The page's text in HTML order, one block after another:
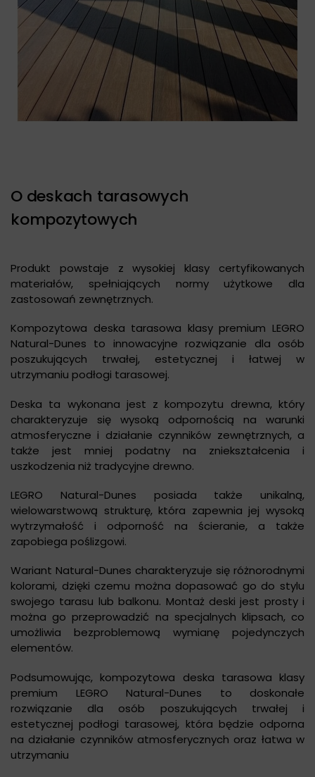
O deskach tarasowych
kompozytowych
Produkt powstaje z wysokiej klasy certyfikowanych
materiałów, spełniających normy użytkowe dla
zastosowań zewnętrznych.
Kompozytowa deska tarasowa klasy premium LEGRO
Natural-Dunes to innowacyjne rozwiązanie dla osób
poszukujących trwałej, estetycznej i łatwej w
utrzymaniu podłogi tarasowej.
Deska ta wykonana jest z kompozytu drewna, który
charakteryzuje się wysoką odpornością na warunki
atmosferyczne i działanie czynników zewnętrznych, a
także jest mniej podatny na zniekształcenia i
uszkodzenia niż tradycyjne drewno.
LEGRO Natural-Dunes posiada także unikalną,
wielowarstwową strukturę, która zapewnia jej wysoką
wytrzymałość i odporność na ścieranie, a także
zapobiega poślizgowi.
Wariant Natural-Dunes charakteryzuje się różnorodnymi
kolorami, dzięki czemu można dopasować go do stylu
swojego tarasu lub balkonu. Montaż deski jest prosty i
można go przeprowadzić na specjalnych klipsach, co
umożliwia bezproblemową wymianę pojedynczych
elementów.
Podsumowując, kompozytowa deska tarasowa klasy
premium LEGRO Natural-Dunes to doskonałe
rozwiązanie dla osób poszukujących trwałej i
estetycznej podłogi tarasowej, która będzie odporna
na działanie czynników atmosferycznych oraz łatwa w
utrzymaniu